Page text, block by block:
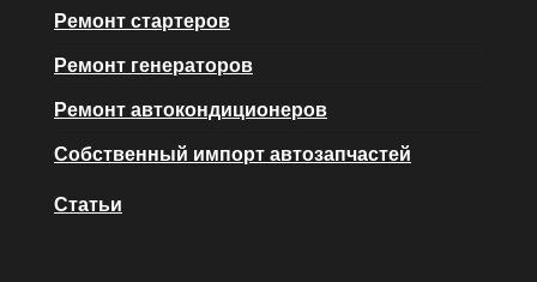
Ремонт стартеров
Ремонт генераторов
Ремонт автокондиционеров
Собственный импорт автозапчастей
Статьи